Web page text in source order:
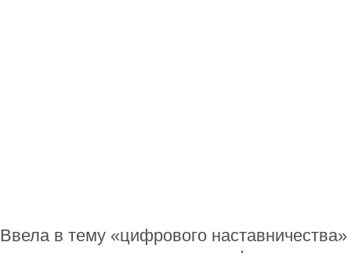
Ввела в тему «цифрового наставничества»